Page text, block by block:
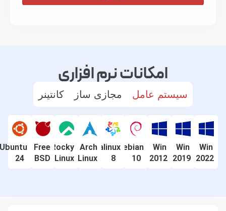
امکانات نرم افزاری
سیستم عامل مجازی ساز کانتینر
Win
2022
Win
2019
Win
2012
Debian
10
Almalinux
8
Arch
Linux
Rocky
Linux
Free
BSD
Ubuntu
24